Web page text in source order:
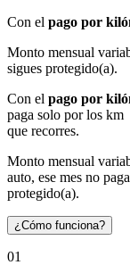
Con el pago por
Monto mensual
sigues protegido(a).
Con el pago por
paga solo por los km
que recorres.
Monto mensual
auto, ese mes no
protegido(a).
¿Cómo funciona?
01